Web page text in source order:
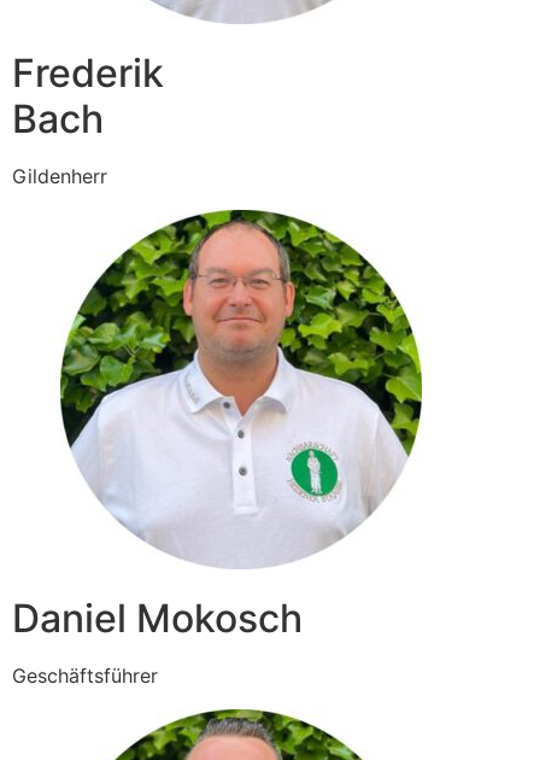
Frederik
Bach
Gildenherr
Daniel Mokosch
Geschäftsführer